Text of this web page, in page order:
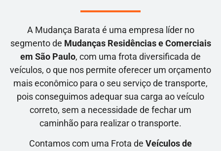
A Mudança Barata é uma empresa líder no
segmento de Mudanças Residências e Comerciais
em São Paulo, com uma frota diversificada de
veículos, o que nos permite oferecer um orçamento
mais econômico para o seu serviço de transporte,
pois conseguimos adequar sua carga ao veículo
correto, sem a necessidade de fechar um
caminhão para realizar o transporte.
Contamos com uma Frota de Veículos de